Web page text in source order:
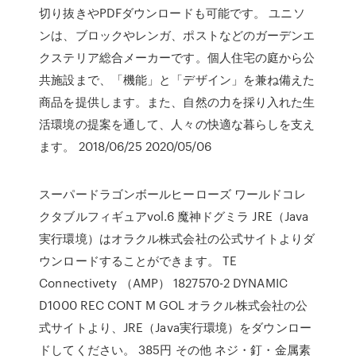
切り抜きやPDFダウンロードも可能です。 ユニソ
ンは、ブロックやレンガ、ポストなどのガーデンエ
クステリア総合メーカーです。個人住宅の庭から公
共施設まで、「機能」と「デザイン」を兼ね備えた
商品を提供します。また、自然の力を採り入れた生
活環境の提案を通して、人々の快適な暮らしを支え
ます。 2018/06/25 2020/05/06
スーパードラゴンボールヒーローズ ワールドコレ
クタブルフィギュアvol.6 魔神ドグミラ JRE（Java
実行環境）はオラクル株式会社の公式サイトよりダ
ウンロードすることができます。 TE
Connectivety （AMP） 1827570-2 DYNAMIC
D1000 REC CONT M GOL オラクル株式会社の公
式サイトより、JRE（Java実行環境）をダウンロー
ドしてください。 385円 その他 ネジ・釘・金属素